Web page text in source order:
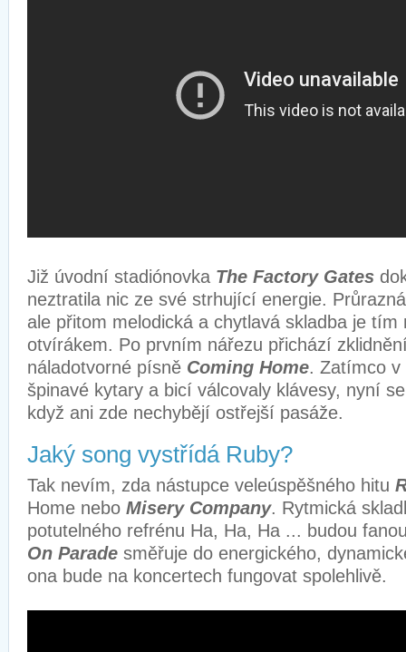
Již úvodní stadiónovka The Factory Gates
neztratila nic ze své strhující energie.
ale přitom melodická a chytlavá skladba je tím
otvírákem. Po prvním nářezu přichází
náladotvorné písně Coming Home. Zatímco v
špinavé kytary a bicí válcovaly klávesy, nyní
když ani zde nechybějí ostřejší pasáže.
Jaký song vystřídá Ruby?
Tak nevím, zda nástupce veleúspěšného hitu
Home nebo Misery Company. Rytmická
potutelného refrénu Ha, Ha, Ha ... budou
On Parade směřuje do energického,
ona bude na koncertech fungovat